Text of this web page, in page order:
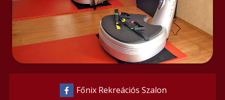
Főnix Rekreációs Szalon